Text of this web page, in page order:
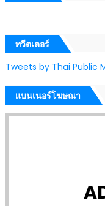
ทวีตเตอร์
Tweets by Thai Public
แบนเนอร์โฆษณา